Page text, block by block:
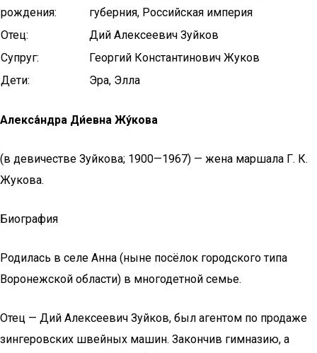
рождения:
губерния, Российская империя
Отец:
Дий Алексеевич Зуйков
Супруг:
Георгий Константинович Жуков
Дети:
Эра, Элла
Алекса́ндра Ди́евна Жу́кова
(в девичестве Зуйкова; 1900—1967) — жена маршала Г. К.
Жукова.
Биография
Родилась в селе Анна (ныне посёлок городского типа
Воронежской области) в многодетной семье.
Отец — Дий Алексеевич Зуйков, был агентом по продаже
зингеровских швейных машин. Закончив гимназию, а